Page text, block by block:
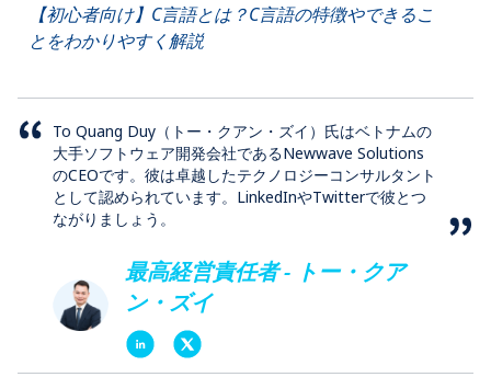
【初心者向け】C言語とは？C言語の特徴やできるこ
とをわかりやすく解説
To Quang Duy（トー・クアン・ズイ）氏はベトナムの
大手ソフトウェア開発会社であるNewwave Solutions
のCEOです。彼は卓越したテクノロジーコンサルタント
として認められています。LinkedInやTwitterで彼とつ
ながりましょう。
最高経営責任者 - トー・クア
ン・ズイ